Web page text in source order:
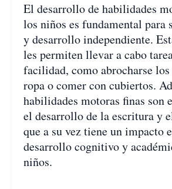
El desarrollo de habilidades
los niños es fundamental para
y desarrollo independiente.
les permiten llevar a cabo
facilidad, como abrocharse
ropa o comer con cubiertos.
habilidades motoras finas son
el desarrollo de la escritura y
que a su vez tiene un impacto
desarrollo cognitivo y
niños.